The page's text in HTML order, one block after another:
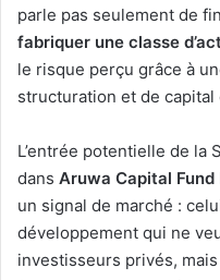
parle pas seulement de
fabriquer une classe
le risque perçu grâce à
structuration et de capital
L’entrée potentielle de la
dans Aruwa Capital Fund
un signal de marché :
développement qui ne
investisseurs privés, mais